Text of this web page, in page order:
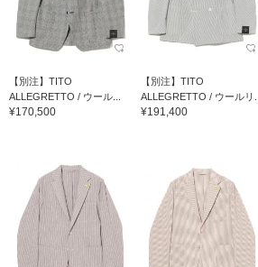
【別注】TITO
ALLEGRETTO / ウール...
¥170,500
【別注】TITO
ALLEGRETTO / ウールリ...
¥191,400